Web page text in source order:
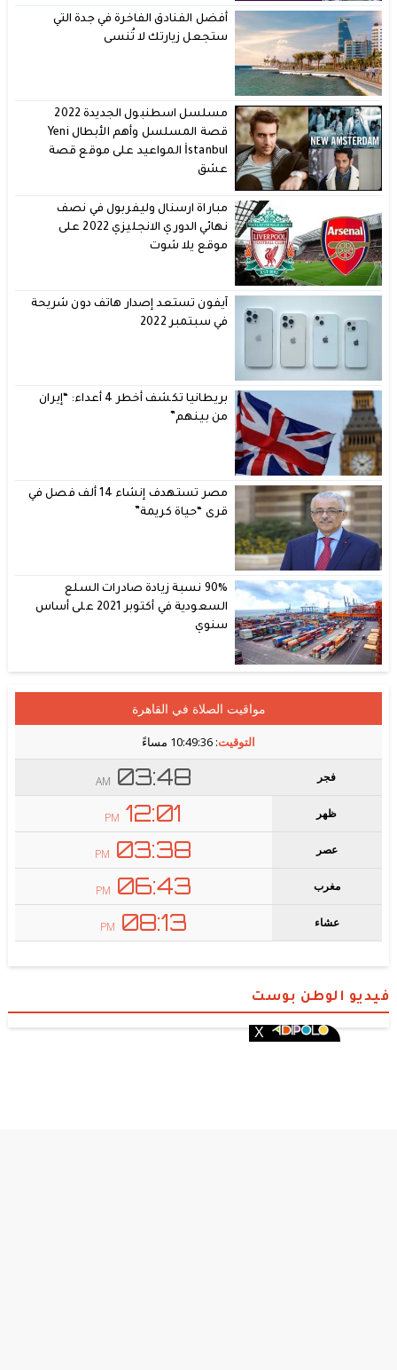
أفضل الفنادق الفاخرة في جدة التي
ستجعل زيارتك لا تُنسى
مسلسل اسطنبول الجديدة 2022
قصة المسلسل وأهم الأبطال Yeni
İstanbul المواعيد على موقع قصة
عشق
مباراة ارسنال وليفربول في نصف
نهائي الدوري الانجليزي 2022 على
موقع يلا شوت
آيفون تستعد إصدار هاتف دون شريحة
في سبتمبر 2022
بريطانيا تكشف أخطر 4 أعداء: “إيران
من بينهم”
مصر تستهدف إنشاء 14 ألف فصل في
قرى “حياة كريمة”
90% نسبة زيادة صادرات السلع
السعودية في أكتوبر 2021 على أساس
سنوي
فيديو الوطن بوست